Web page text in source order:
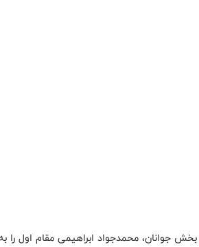
75+ کیلوگرم بخش جوانان، محمدجواد ابراهیمی